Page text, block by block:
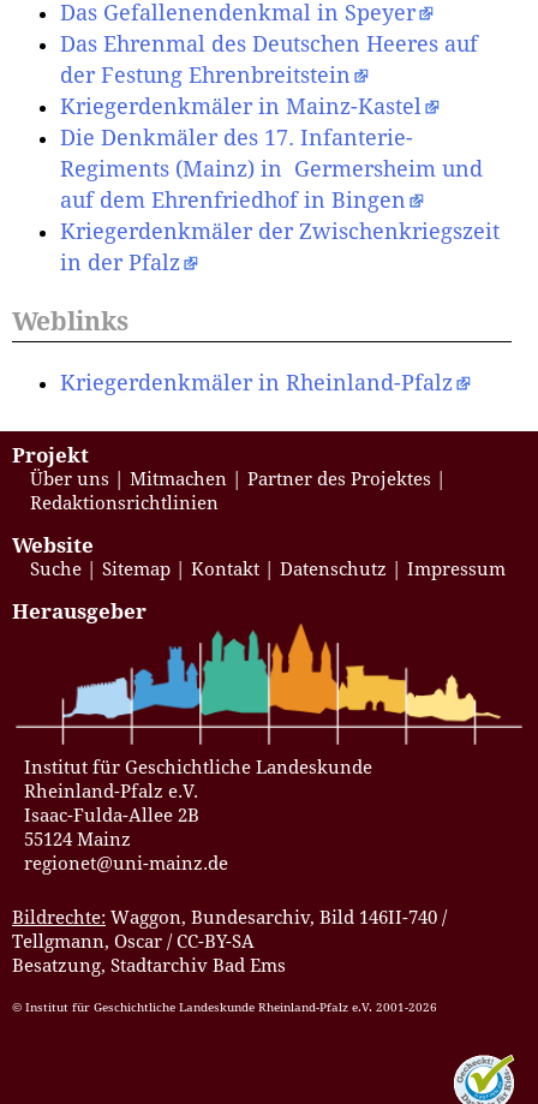
Das Gefallenendenkmal in Speyer
Das Ehrenmal des Deutschen Heeres auf
der Festung Ehrenbreitstein
Kriegerdenkmäler in Mainz-Kastel
Die Denkmäler des 17. Infanterie-
Regiments (Mainz) in Germersheim und
auf dem Ehrenfriedhof in Bingen
Kriegerdenkmäler der Zwischenkriegszeit
in der Pfalz
Weblinks
Kriegerdenkmäler in Rheinland-Pfalz
Projekt
Über uns Mitmachen
Partner des Projektes
Redaktionsrichtlinien
Website
Suche Sitemap Kontakt Datenschutz Impressum
Herausgeber
Institut für Geschichtliche Landeskunde
Rheinland-Pfalz e.V.
Isaac-Fulda-Allee 2B
55124 Mainz
regionet@uni-mainz.de
Bildrechte: Waggon, Bundesarchiv, Bild 146II-740 /
Tellgmann, Oscar / CC-BY-SA
Besatzung, Stadtarchiv Bad Ems
© Institut für Geschichtliche Landeskunde Rheinland-Pfalz e.V. 2001-2026